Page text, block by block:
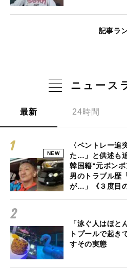
記事ラ
ニュース
最新 24時間
NEW
〈ベントレー追
た…」と供述も
韓国籍“元ボン
男のトラブル歴
が…」《３度目
「泳ぐ人はほ
トプールで起き
すその実態